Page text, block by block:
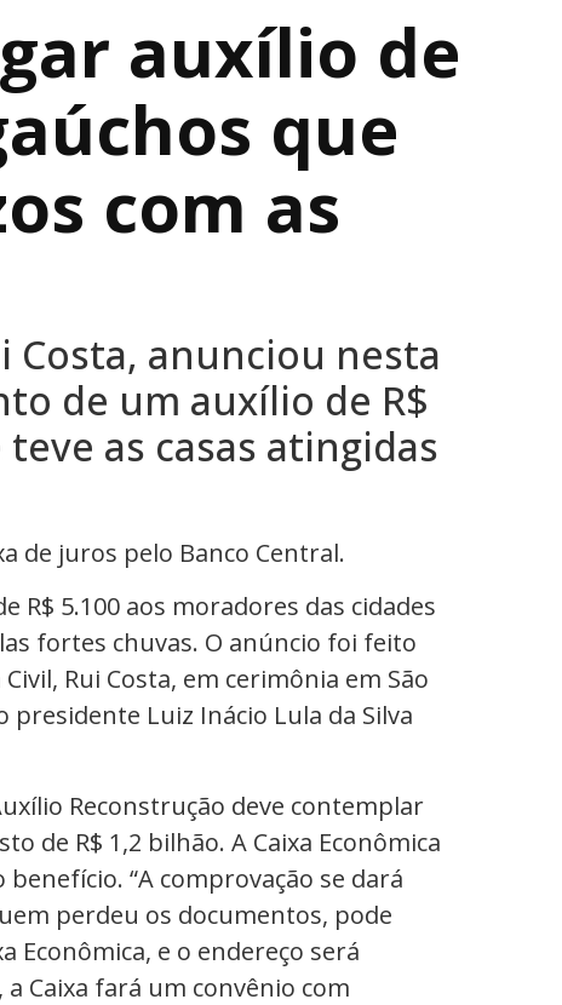
auxílio de
que
com as
Costa, anunciou nesta
de um auxílio de R$
as casas atingidas
5.100 aos moradores das cidades
fortes chuvas. O anúncio foi feito
Rui Costa, em cerimônia em São
presidente Luiz Inácio Lula da Silva
Reconstrução deve contemplar
de R$ 1,2 bilhão. A Caixa Econômica
“A comprovação se dará
perdeu os documentos, pode
Econômica, e o endereço será
Caixa fará um convênio com